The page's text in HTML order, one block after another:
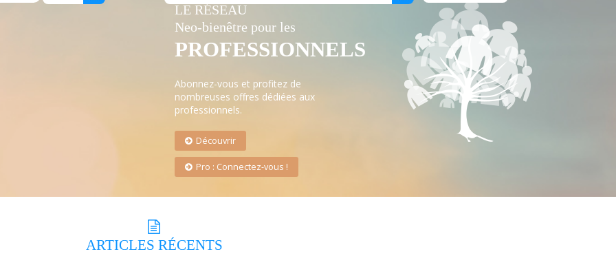
LE RÉSEAU
Neo-bienêtre pour les
PROFESSIONNELS
Abonnez-vous et profitez de
nombreuses offres dédiées aux
professionnels.
Découvrir
Pro : Connectez-vous !
ARTICLES RÉCENTS